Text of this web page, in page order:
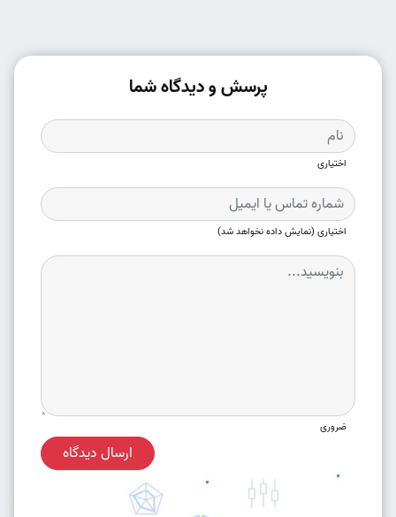
پرسش و دیدگاه شما
اختیاری
اختیاری (نمایش داده نخواهد شد)
ضروری
ارسال دیدگاه